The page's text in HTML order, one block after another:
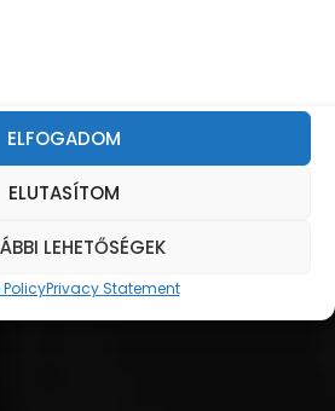
ELFOGADOM
ELUTASÍTOM
LEHETŐSÉGEK
Privacy Statement
BUY TICKETS